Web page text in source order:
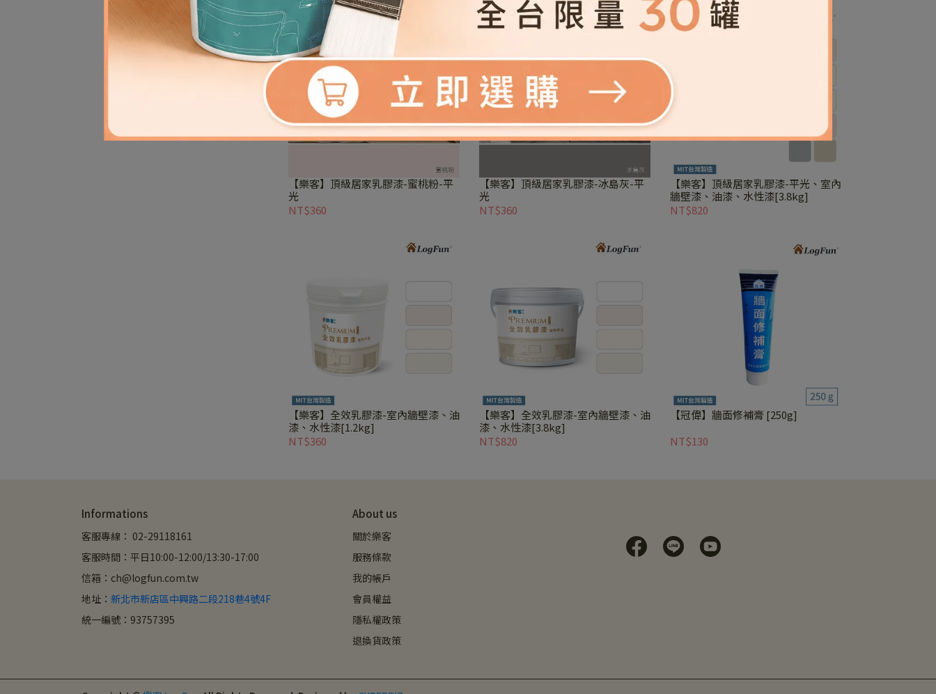
【樂客】頂級居家乳膠漆-蜜桃粉-平
光
NT$360
【樂客】頂級居家乳膠漆-冰島灰-平
光
NT$360
【樂客】頂級居家乳膠漆-平光、室內
牆壁漆、油漆、水性漆[3.8kg]
NT$820
【樂客】全效乳膠漆-室內牆壁漆、油
漆、水性漆[1.2kg]
NT$360
【樂客】全效乳膠漆-室內牆壁漆、油
漆、水性漆[3.8kg]
NT$820
【冠偉】牆面修補膏 [250g]
NT$130
Informations
客服專線： 02-29118161
客服時間：平日10:00-12:00/13:30-17:00
信箱：ch@logfun.com.tw
地址： 新北市新店區中興路二段218巷4號4F
統一編號：93757395
About us
關於樂客
服務條款
我的帳戶
會員權益
隱私權政策
退換貨政策